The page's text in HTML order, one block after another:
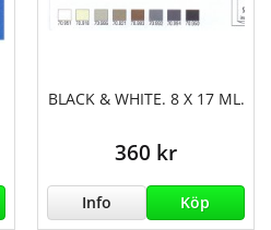
BLACK & WHITE. 8 X 17 ML.
360 kr
Info Köp